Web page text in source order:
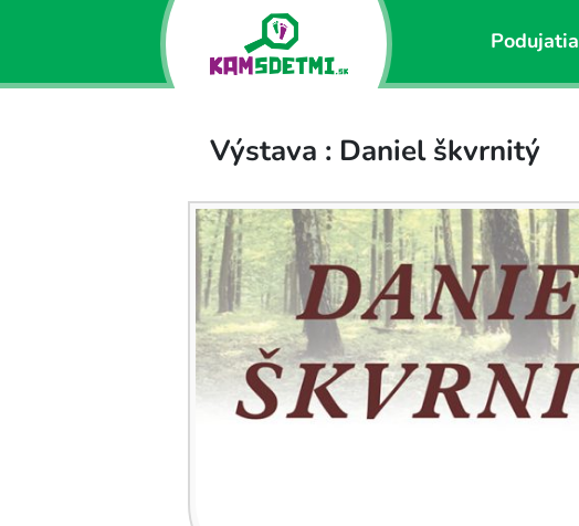
Podujatia
Výstava : Daniel škvrnitý